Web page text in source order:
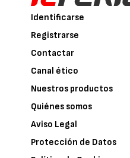
Identificarse
Registrarse
Contactar
Canal ético
Nuestros productos
Quiénes somos
Aviso Legal
Protección de Datos